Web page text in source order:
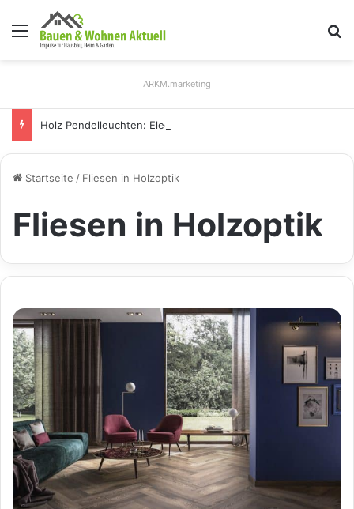
Menü
ARKM.marketing
Startseite / Fliesen in Holzoptik
Fliesen in Holzoptik